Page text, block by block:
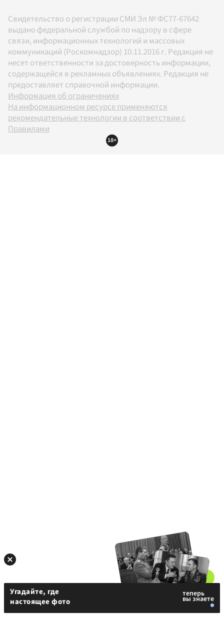
Свидетельство о регистрации СМИ Эл № ФС77-67642
выдано федеральной службой по надзору в сфере
связи, информационных технологий и массовых
коммуникаций (Роскомнадзор) 10.11.2016 г. Редакция не
несет ответственности за достоверность информации,
содержащейся в рекламных объявлениях. Редакция не
предоставляет справочной информации.
Информация об ограничениях
На информационном ресурсе применяются
рекомендательные технологии в соответствии с
Правилами
18+
Угадайте, где
настоящее фото